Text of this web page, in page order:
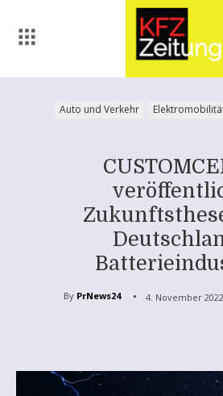
Auto und Verkehr
By PrNews24 4. November 2022